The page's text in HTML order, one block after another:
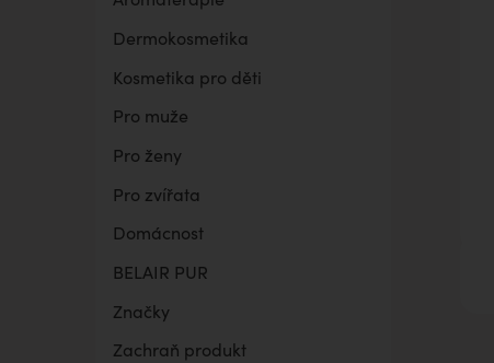
BELAIR PUR Lite
Co mě trápí
Vaginální suchost
Sada pro grilování
Dermokosmetika
Kosmetika pro děti
Pro muže
Pro ženy
Pro zvířata
Domácnost
BELAIR PUR
Značky
Zachraň produkt